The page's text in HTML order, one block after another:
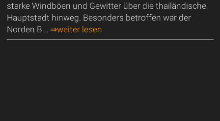
starke Windböen und Gewitter über die thailändische
Hauptstadt hinweg. Besonders betroffen war der
Norden B... ⇒weiter lesen